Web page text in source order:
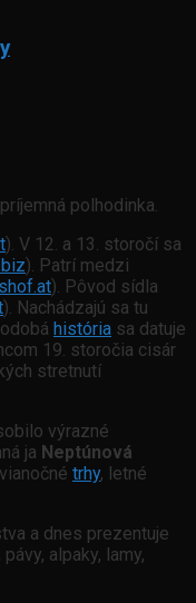
polhodinka.
). V 12. a 13. storočí sa
). Patrí medzi
). Pôvod sídla
). Nachádzajú sa tu
história sa datuje
19. storočia cisár
stretnutí
výrazné
ja Neptúnová
trhy, letné
a dnes prezentuje
, pávy, alpaky, lamy,